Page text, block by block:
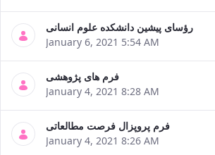
رؤسای پیشین دانشکده علوم انسانی
January 6, 2021 5:54 AM
فرم های پژوهشی
January 4, 2021 8:28 AM
فرم پروپزال فرصت مطالعاتی
January 4, 2021 8:26 AM